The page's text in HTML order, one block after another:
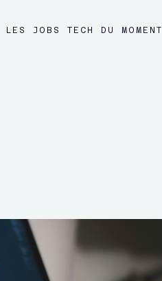
LES JOBS TECH DU MOMENT